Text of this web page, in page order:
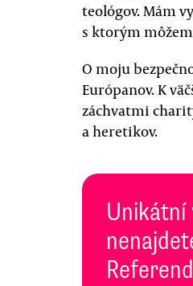
teológov. Mám
s ktorým
O moju
Európanov. K
záchvatmi
a heretikov.